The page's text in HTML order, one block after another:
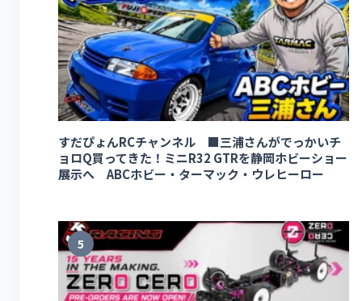
すだぴょんRCチャンネル ■三浦さんがでっかいチ
ョロQ買ってきた！ミニR32 GTRを静岡ホビーショー
展示へ ABCホビー・ターマック・ウレヒーロー
5